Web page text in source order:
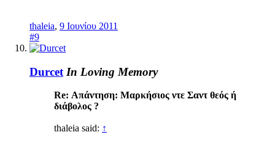
thaleia, 9 Ιουνίου 2011
#9
Durcet In Loving Memory
Re: Απάντηση: Mαρκήσιος ντε Σαντ θεός ή
διάβολος ?
thaleia said: ↑